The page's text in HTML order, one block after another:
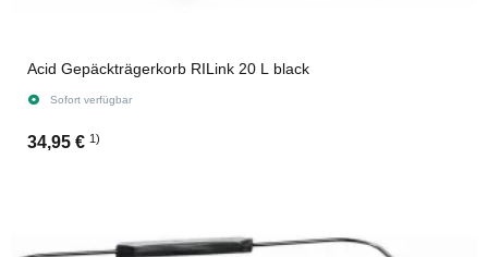
Acid Gepäckträgerkorb RILink 20 L black
Sofort verfügbar
34,95 € 1)